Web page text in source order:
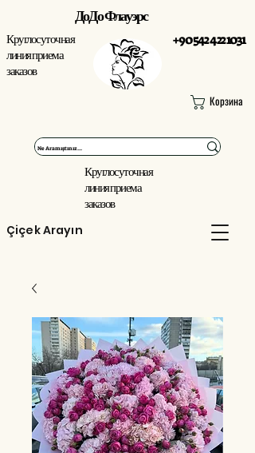
Круглосуточная
линия приема
заказов
+90 542 422 1031
ДоДо Флауэрс
Корзина
Çiçek Arayın
Круглосуточная
линия приема
заказов